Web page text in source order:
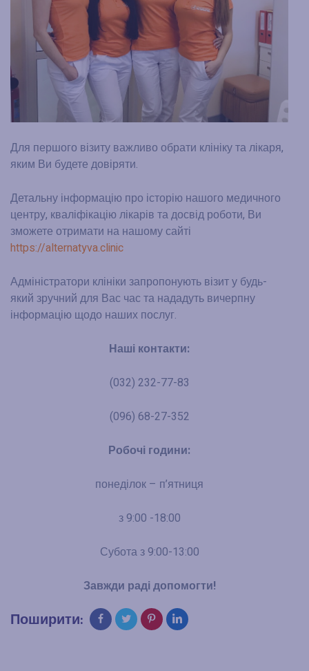
Для першого візиту важливо обрати клініку та лікаря,
яким Ви будете довіряти.
Детальну інформацію про історію нашого медичного
центру, кваліфікацію лікарів та досвід роботи, Ви
зможете отримати на нашому сайті
https://alternatyva.clinic
Адміністратори клініки запропонують візит у будь-
який зручний для Вас час та нададуть вичерпну
інформацію щодо наших послуг.
Наші контакти:
(032) 232-77-83
(096) 68-27-352
Робочі години:
понеділок – п’ятниця
з 9:00 -18:00
Субота з 9:00-13:00
Завжди раді допомогти!
Поширити: